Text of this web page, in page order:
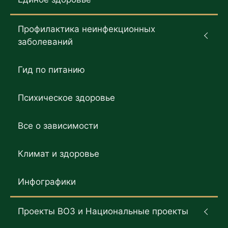
Профилактика неинфекционных
заболеваний
Гид по питанию
Психическое здоровье
Все о зависимости
Климат и здоровье
Инфографики
Проекты ВОЗ и Национальные проекты